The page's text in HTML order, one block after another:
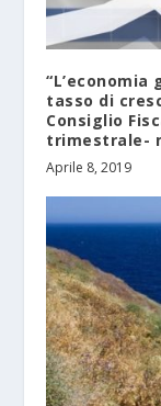
tasso di
Consiglio
trimestrale-
Aprile 8, 2019